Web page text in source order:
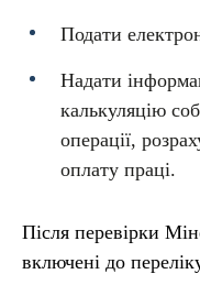
Подати
Надати
калькуляцію
операції,
оплату праці.
Після перевірки
включені до